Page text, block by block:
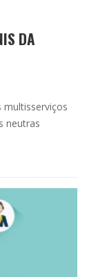
DA
multisserviços
neutras